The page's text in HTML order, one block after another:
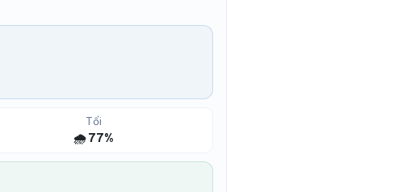
Tối
🌧️ 77%